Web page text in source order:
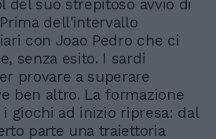
del suo strepitoso avvio di
dell'intervallo
con Joao Pedro che ci
senza esito. I sardi
provare a superare
ben altro. La formazione
giochi ad inizio ripresa: dal
parte una traiettoria